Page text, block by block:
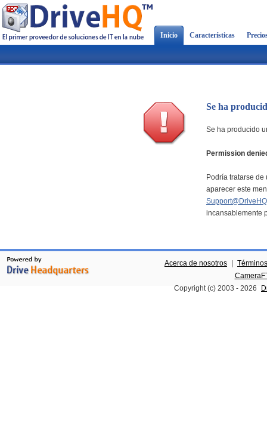
Inicio Características
Se ha
Se ha producido
Permission
Podría tratarse
aparecer este
incansablemente
Acerca de nosotros
Copyright (c) 2003 - 2026